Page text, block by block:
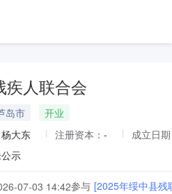
疾人联合会
岛市
开业
杨大东 注册资本： -
成立日
示
07-03 14:42参与 [2025年绥中县残